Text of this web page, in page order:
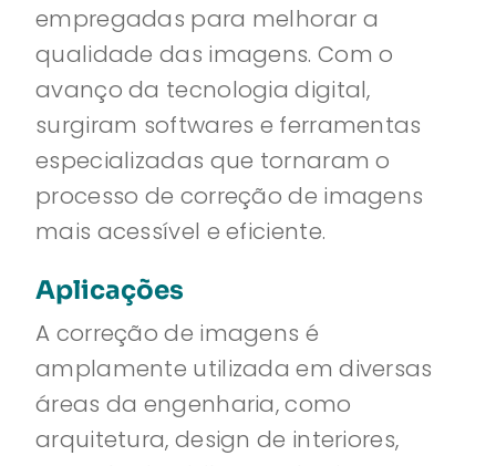
empregadas para melhorar a
qualidade das imagens. Com o
avanço da tecnologia digital,
surgiram softwares e ferramentas
especializadas que tornaram o
processo de correção de imagens
mais acessível e eficiente.
Aplicações
A correção de imagens é
amplamente utilizada em diversas
áreas da engenharia, como
arquitetura, design de interiores,